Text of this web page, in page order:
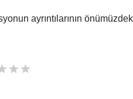
ayrıntılarının